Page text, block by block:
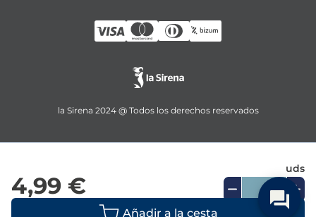
4,99 €
uds
Añadir a la cesta
la Sirena 2024 @ Todos los derechos reservados